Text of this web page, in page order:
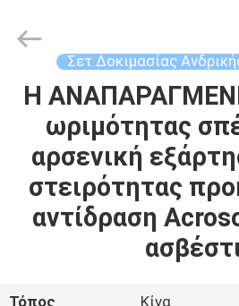
ΣΠΊΤΙ
ΠΡΟΪΌΝΤΑ
ΒΊΝΤΕΟ
ΕΜΕΊΣ
Science
Technology
Σετ Δοκιμασίας
Η
ωριμότητας
αρσενική
στειρότητας
αντίδραση
Τόπος
Κίνα